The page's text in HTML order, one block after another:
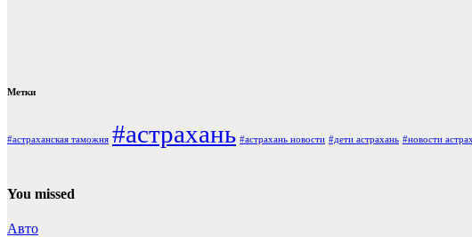
Метки
#астраханская таможня #астрахань #астрахань новости #дети астрахань #новости
You missed
Авто